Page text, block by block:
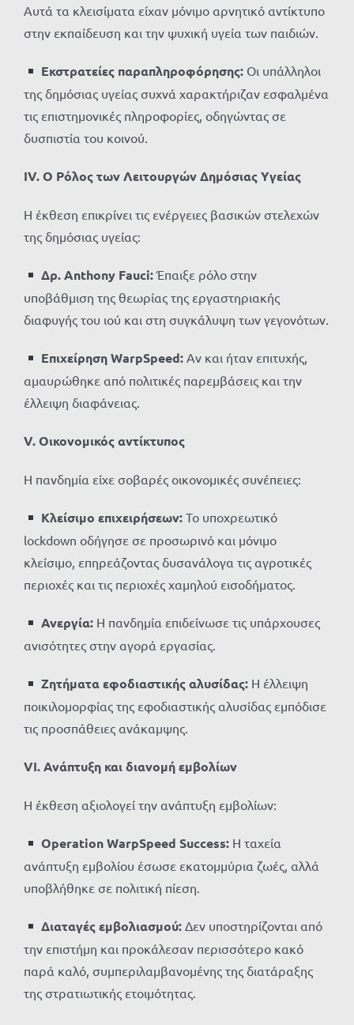
Αυτά τα κλεισίματα είχαν μόνιμο αρνητικό αντίκτυπο
στην εκπαίδευση και την ψυχική υγεία των παιδιών.
Εκστρατείες παραπληροφόρησης: Οι υπάλληλοι
της δημόσιας υγείας συχνά χαρακτήριζαν εσφαλμένα
τις επιστημονικές πληροφορίες, οδηγώντας σε
δυσπιστία του κοινού.
IV. Ο Ρόλος των Λειτουργών Δημόσιας Υγείας
Η έκθεση επικρίνει τις ενέργειες βασικών στελεχών
της δημόσιας υγείας:
Δρ. Anthony Fauci:Έπαιξε ρόλο στην
υποβάθμιση της θεωρίας της εργαστηριακής
διαφυγής του ιού και στη συγκάλυψη των γεγονότων.
Επιχείρηση WarpSpeed: Αν και ήταν επιτυχής,
αμαυρώθηκε από πολιτικές παρεμβάσεις και την
έλλειψη διαφάνειας.
V. Οικονομικός αντίκτυπος
Η πανδημία είχε σοβαρές οικονομικές συνέπειες:
Κλείσιμο επιχειρήσεων: Το υποχρεωτικό
lockdown οδήγησε σε προσωρινό και μόνιμο
κλείσιμο, επηρεάζοντας δυσανάλογα τις αγροτικές
περιοχές και τις περιοχές χαμηλού εισοδήματος.
Ανεργία: Η πανδημία επιδείνωσε τις υπάρχουσες
ανισότητες στην αγορά εργασίας.
Ζητήματα εφοδιαστικής αλυσίδας: Η έλλειψη
ποικιλομορφίας της εφοδιαστικής αλυσίδας εμπόδισε
τις προσπάθειες ανάκαμψης.
VI. Ανάπτυξη και διανομή εμβολίων
Η έκθεση αξιολογεί την ανάπτυξη εμβολίων:
Operation WarpSpeed Success: Η ταχεία
ανάπτυξη εμβολίου έσωσε εκατομμύρια ζωές, αλλά
υποβλήθηκε σε πολιτική πίεση.
Διαταγές εμβολιασμού: Δεν υποστηρίζονται από
την επιστήμη και προκάλεσαν περισσότερο κακό
παρά καλό, συμπεριλαμβανομένης της διατάραξης
της στρατιωτικής ετοιμότητας.